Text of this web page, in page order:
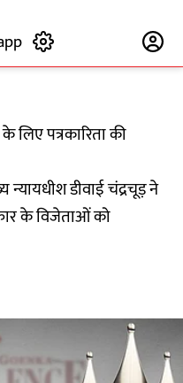
लिए पत्रकारिता की
डीवाई चंद्रचूड़ ने
के विजेताओं को